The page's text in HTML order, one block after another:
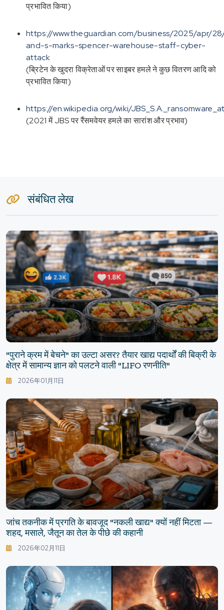
प्रभावित किया)
https://www.theguardian.com/business/2025/apr/
and-s-marks-spencer-warehouse-staff-cyber-
attack
(ब्रिटेन के खुदरा विक्रेताओं पर साइबर हमले ने कुछ वितरण आदि को
प्रभावित किया)
https://en.wikipedia.org/wiki/
(2021 में JBS पर रैंसमवेयर हमले का सारांश और प्रभाव)
संबंधित लेख
"पुराने क्रम में बेचने" का उल्टा असर? तैयार खाद्य पदार्थों की बिक्री के
क्षेत्र में सामान्य ज्ञान को पलटने वाली "LIFO रणनीति"
2026年01月11日
जांच तकनीक में प्रगति के बावजूद "नकली खाद्य" क्यों नहीं मिटता —
शहद, मसाले, जैतून का तेल के पीछे की कहानी
2026年02月11日